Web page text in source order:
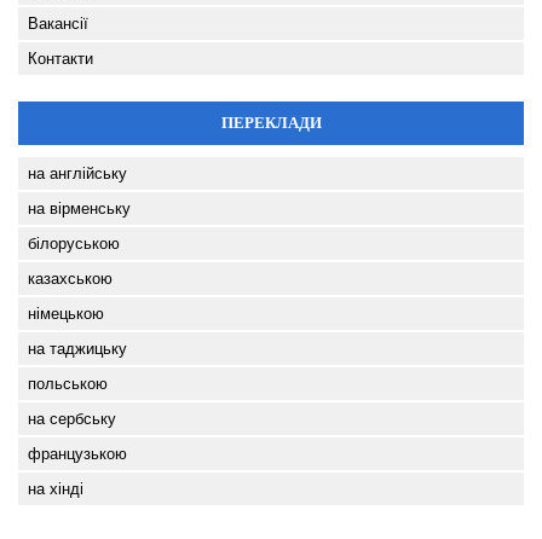
Вакансії
Контакти
ПЕРЕКЛАДИ
на англійську
на вірменську
білоруською
казахською
німецькою
на таджицьку
польською
на сербську
французькою
на хінді